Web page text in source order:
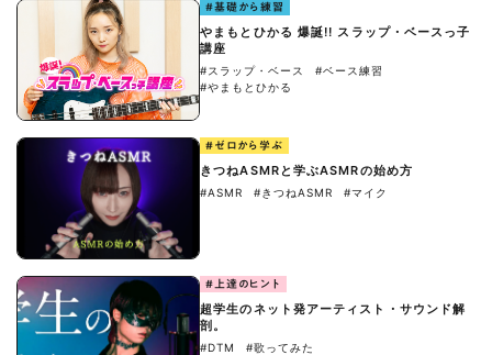
#基礎から練習
やまもとひかる 爆誕!! スラップ・ベースっ子
講座
#スラップ・ベース
#ベース練習
#やまもとひかる
#ゼロから学ぶ
きつねASMRと学ぶASMRの始め方
#ASMR #きつねASMR #マイク
#上達のヒント
超学生のネット発アーティスト・サウンド解
剖。
#DTM #歌ってみた